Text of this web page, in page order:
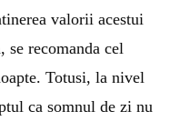
valorii acestui
recomanda cel
Totusi, la nivel
ca somnul de zi nu